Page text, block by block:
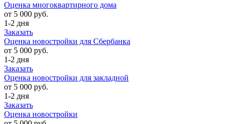
Оценка многоквартирного дома
от 5 000 руб.
1-2 дня
Заказать
Оценка новостройки для Сбербанка
от 5 000 руб.
1-2 дня
Заказать
Оценка новостройки для закладной
от 5 000 руб.
1-2 дня
Заказать
Оценка новостройки